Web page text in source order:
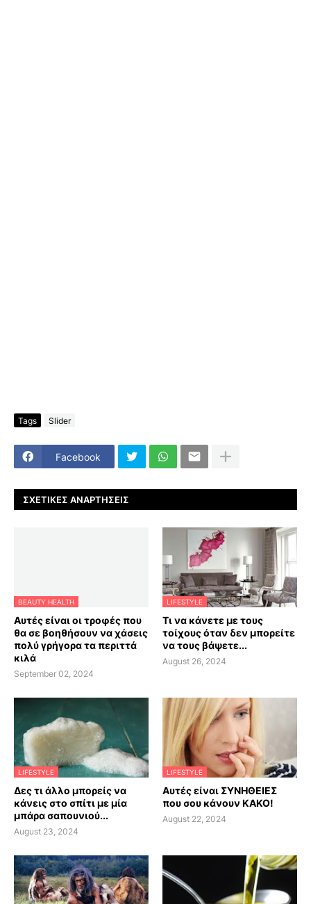
Tags Slider
Facebook
ΣΧΕΤΙΚΈΣ ΑΝΑΡΤΉΣΕΙΣ
BEAUTY HEALTH
Αυτές είναι οι τροφές που
θα σε βοηθήσουν να χάσεις
πολύ γρήγορα τα περιττά
κιλά
September 02, 2024
LIFESTYLE
Τι να κάνετε με τους
τοίχους όταν δεν μπορείτε
να τους βάψετε...
August 26, 2024
LIFESTYLE
Δες τι άλλο μπορείς να
κάνεις στο σπίτι με μία
μπάρα σαπουνιού...
August 23, 2024
LIFESTYLE
Αυτές είναι ΣΥΝΗΘΕΙΕΣ
που σου κάνουν ΚΑΚΟ!
August 22, 2024